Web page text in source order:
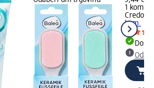
1 kom.
Credo
kom.